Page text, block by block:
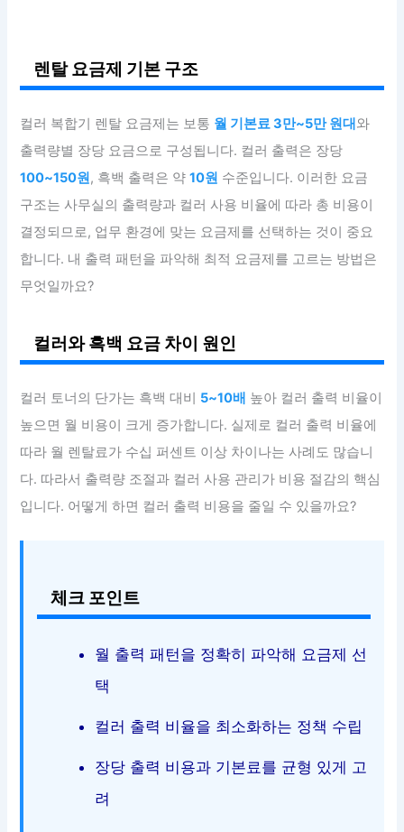
렌탈 요금제 기본 구조
컬러 복합기 렌탈 요금제는 보통 월 기본료 3만~5만 원대와
출력량별 장당 요금으로 구성됩니다. 컬러 출력은 장당
100~150원, 흑백 출력은 약10원 수준입니다. 이러한 요금
구조는 사무실의 출력량과 컬러 사용 비율에 따라 총 비용이
결정되므로, 업무 환경에 맞는 요금제를 선택하는 것이 중요
합니다. 내 출력 패턴을 파악해 최적 요금제를 고르는 방법은
무엇일까요?
컬러와 흑백 요금 차이 원인
컬러 토너의 단가는 흑백 대비 5~10배 높아 컬러 출력 비율이
높으면 월 비용이 크게 증가합니다. 실제로 컬러 출력 비율에
따라 월 렌탈료가 수십 퍼센트 이상 차이나는 사례도 많습니
다. 따라서 출력량 조절과 컬러 사용 관리가 비용 절감의 핵심
입니다. 어떻게 하면 컬러 출력 비용을 줄일 수 있을까요?
체크 포인트
월 출력 패턴을 정확히 파악해 요금제 선
택
컬러 출력 비율을 최소화하는 정책 수립
장당 출력 비용과 기본료를 균형 있게 고
려